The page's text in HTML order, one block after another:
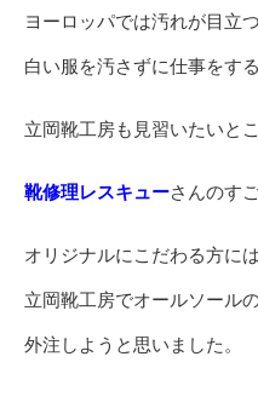
ヨーロッパでは汚れが目立
白い服を汚さずに仕事をす
立岡靴工房も見習いたいとこ
靴修理レスキューさんのす
オリジナルにこだわる方に
立岡靴工房でオールソール
外注しようと思いました。